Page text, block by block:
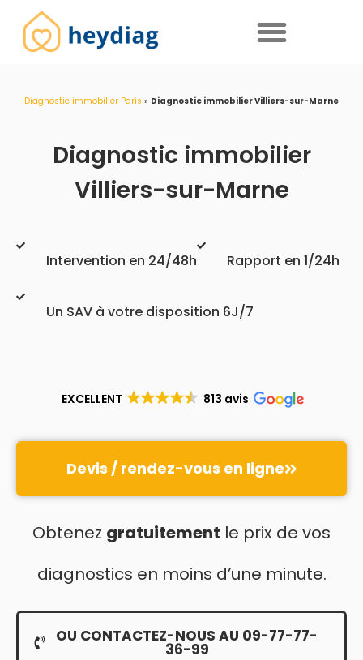
Diagnostic immobilier Paris » Diagnostic immobilier Villiers-sur-Marne
Diagnostic immobilier
Villiers-sur-Marne
Intervention en 24/48h Rapport en 1/24h
Un SAV à votre disposition 6J/7
EXCELLENT 813 avis
Devis / rendez-vous en ligne
Obtenez gratuitement le prix de vos
diagnostics en moins d’une minute.
OU CONTACTEZ-NOUS AU 09-77-77-
36-99